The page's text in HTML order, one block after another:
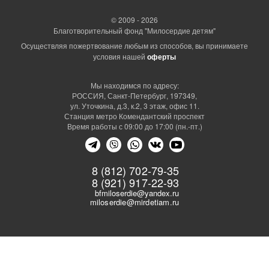
© 2009 - 2026
Благотворительный фонд "Милосердие детям"
Осуществляя пожертвование любым из способов, вы принимаете
условия нашей оферты
8 (812) 702-79-35
8 (921) 917-22-93
bfmiloserdie@yandex.ru
miloserdie@mirdetiam.ru
Мы находимся по адресу:
РОССИЯ, Санкт-Петербург, 197349,
ул. Уточкина, д.3, к.2, 3 этаж, офис 11.
Станция метро Комендантский проспект
Время работы с 09:00 до 17:00 (пн.-пт.)